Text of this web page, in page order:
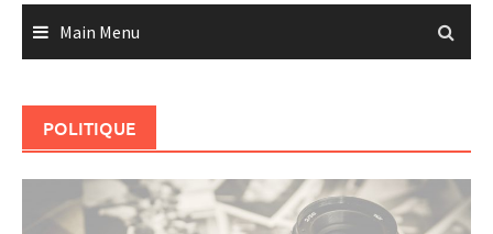
Main Menu
POLITIQUE